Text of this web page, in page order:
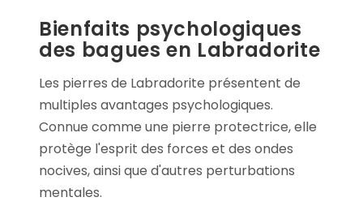
Bienfaits psychologiques
des bagues en Labradorite
Les pierres de Labradorite présentent de
multiples avantages psychologiques.
Connue comme une pierre protectrice, elle
protège l'esprit des forces et des ondes
nocives, ainsi que d'autres perturbations
mentales.